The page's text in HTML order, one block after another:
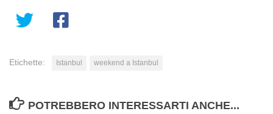
Etichette: Istanbul weekend a Istanbul
POTREBBERO INTERESSARTI ANCHE...